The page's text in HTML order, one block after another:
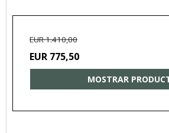
EUR 1.410,00
EUR 775,50
MOSTRAR